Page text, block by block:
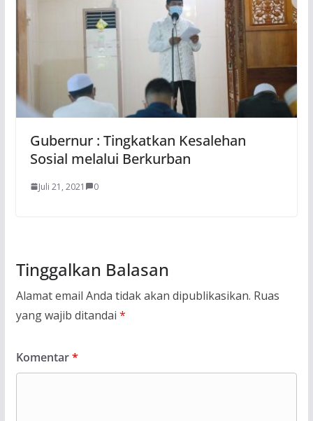
Gubernur : Tingkatkan Kesalehan
Sosial melalui Berkurban
Juli 21, 2021 0
Tinggalkan Balasan
Alamat email Anda tidak akan dipublikasikan. Ruas
yang wajib ditandai *
Komentar*